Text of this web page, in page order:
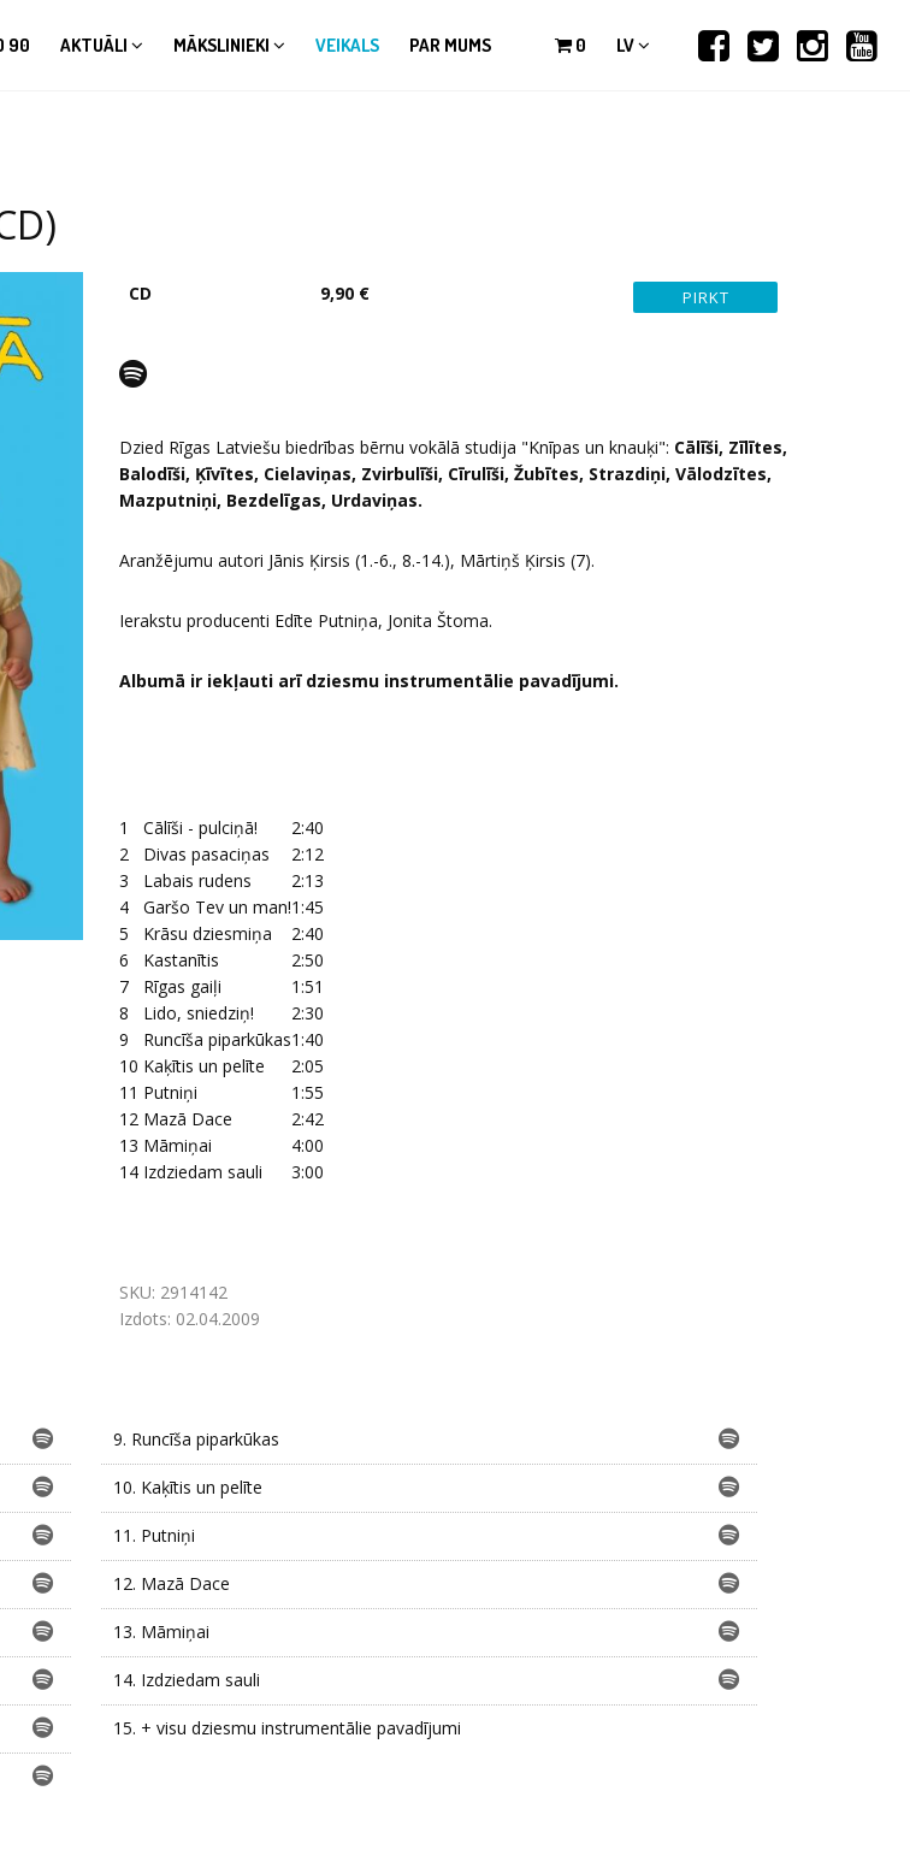
90 AKTUĀLI MĀKSLINIEKI VEIKALS PAR MUMS 0 LV
CD 9,90 €
Dzied Rīgas Latviešu biedrības bērnu vokālā studija "Knīpas un knauķi": Cālīši, Zīlītes,
Balodīši, Ķīvītes, Cielaviņas, Zvirbulīši, Cīrulīši, Žubītes, Strazdiņi, Vālodzītes,
Mazputniņi, Bezdelīgas, Urdaviņas.
Aranžējumu autori Jānis Ķirsis (1.-6., 8.-14.), Mārtiņš Ķirsis (7).
Ierakstu producenti Edīte Putniņa, Jonita Štoma.
Albumā ir iekļauti arī dziesmu instrumentālie pavadījumi.
1 Cālīši - pulciņā!
2:40
2
Divas pasaciņas
2:12
3
Labais rudens
2:13
4
Garšo Tev un man!1:45
5
Krāsu dziesmiņa
2:40
6
Kastanītis
2:50
7
Rīgas gaiļi
1:51
8
Lido, sniedziņ!
2:30
9
Runcīša piparkūkas1:40
10 Kaķītis un pelīte
2:05
11 Putniņi
1:55
12 Mazā Dace
2:42
13 Māmiņai
4:00
14 Izdziedam sauli 3:00
SKU: 2914142
Izdots: 02.04.2009
9. Runcīša piparkūkas
10. Kaķītis un pelīte
11. Putniņi
12. Mazā Dace
13. Māmiņai
14. Izdziedam sauli
15. + visu dziesmu instrumentālie pavadījumi